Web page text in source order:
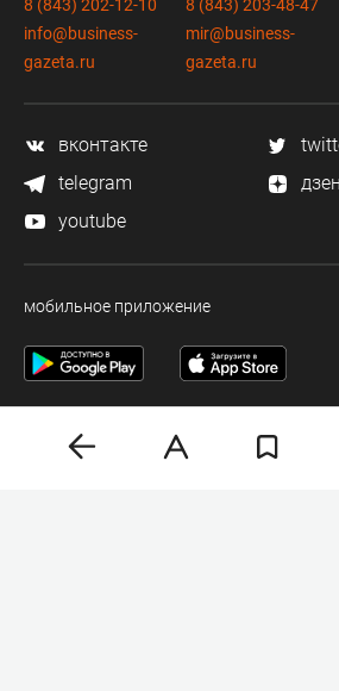
8 (843) 202-12-10
info@business-
gazeta.ru
8 (843) 203-48-47
mir@business-
gazeta.ru
вконтакте
telegram
дзен
youtube
мобильное приложение
Деловая электронная газета «Бизнес Online»